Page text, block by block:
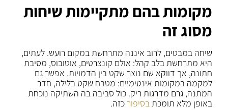
מקומות בהם מתקיימות שיחות
מסוג זה
שיחה במבטים, לרוב איננה מתרחשת במקום רועש. לעתים,
היא מתרחשת בלב קהל: אולם קונצרטים, אוטובוס, מסיבת
חתונה, אך דווקא שם נוצר שקט בין הדמויות. אפשר גם
למקמה במקומות אינטימיים: מטבח שקט בלילה, חדר
המתנה, גרם מדרגות ריק. כול סביבה בה השתיקה נוכחת
באופן מלא תומכתבסיפורכזה.